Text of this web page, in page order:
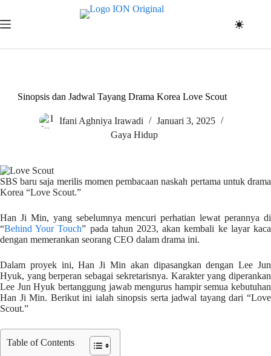
content
Sinopsis dan Jadwal Tayang Drama Korea Love Scout
Ifani Aghniya Irawadi
Januari 3, 2025
Gaya Hidup
SBS baru saja merilis momen pembacaan naskah pertama untuk drama
Korea “Love Scout.”
Han Ji Min, yang sebelumnya mencuri perhatian lewat perannya di
“Behind Your Touch” pada tahun 2023, akan kembali ke layar kaca
dengan memerankan seorang CEO dalam drama ini.
Dalam proyek ini, Han Ji Min akan dipasangkan dengan Lee Jun
Hyuk, yang berperan sebagai sekretarisnya. Karakter yang diperankan
Lee Jun Hyuk bertanggung jawab mengurus hampir semua kebutuhan
Han Ji Min. Berikut ini ialah sinopsis serta jadwal tayang dari “Love
Scout.”
Table of Contents